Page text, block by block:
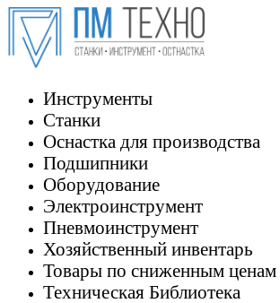
Инструменты
Станки
Оснастка для производства
Подшипники
Оборудование
Электроинструмент
Пневмоинструмент
Хозяйственный инвентарь
Товары по сниженным ценам
Техническая Библиотека